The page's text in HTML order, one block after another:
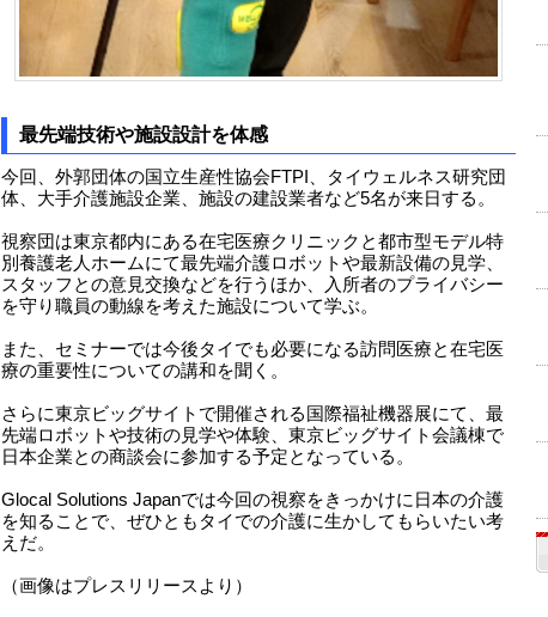
最先端技術や施設設計を体感
今回、外郭団体の国立生産性協会FTPI、タイウェルネス研究団
体、大手介護施設企業、施設の建設業者など5名が来日する。
視察団は東京都内にある在宅医療クリニックと都市型モデル特
別養護老人ホームにて最先端介護ロボットや最新設備の見学、
スタッフとの意見交換などを行うほか、入所者のプライバシー
を守り職員の動線を考えた施設について学ぶ。
また、セミナーでは今後タイでも必要になる訪問医療と在宅医
療の重要性についての講和を聞く。
さらに東京ビッグサイトで開催される国際福祉機器展にて、最
先端ロボットや技術の見学や体験、東京ビッグサイト会議棟で
日本企業との商談会に参加する予定となっている。
Glocal Solutions Japanでは今回の視察をきっかけに日本の介護
を知ることで、ぜひともタイでの介護に生かしてもらいたい考
えだ。
（画像はプレスリリースより）